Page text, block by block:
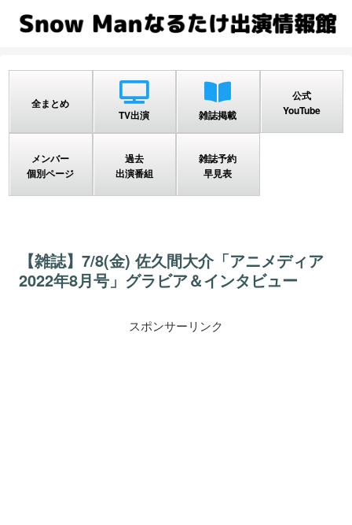
全まとめ
TV出演
雑誌掲載
公式
YouTube
メンバー
個別ページ
過去
出演番組
雑誌予約
早見表
【雑誌】7/8(金) 佐久間大介「アニメディア
2022年8月号」グラビア＆インタビュー
スポンサーリンク